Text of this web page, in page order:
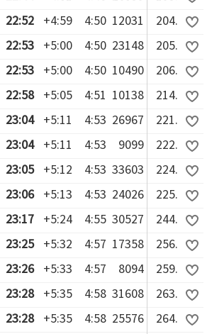
22:52 +4:59 4:50 12031
204.
22:53 +5:00 4:50 23148
205.
22:53 +5:00 4:50 10490
206.
22:58 +5:05 4:51 10138
214.
23:04 +5:11 4:53 26967
221.
23:04 +5:11 4:53 9099
222.
23:05 +5:12 4:53 33603
224.
23:06 +5:13 4:53 24026
225.
23:17 +5:24 4:55 30527
244.
23:25 +5:32 4:57 17358
256.
23:26 +5:33 4:57 8094
259.
23:28 +5:35 4:58 31608
263.
23:28 +5:35 4:58 25576
264.